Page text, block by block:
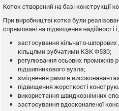
Коток створений на базі конструкції
При виробництві котка були
спрямовані на підвищення надійності і
застосування кільчато-
кільцями зубчатими КЗК Ф530;
регулювання осьових проміжків
підшипникового вузла;
зміцнення рами в
підвищення жорсткості
використання швидкознімних
застосування вдосконаленої